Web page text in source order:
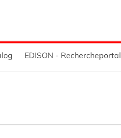
EDISON - Rechercheportal